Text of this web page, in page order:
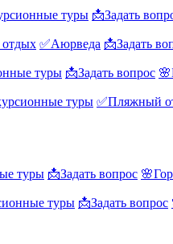
туры 📩Задать
✅Аюрведа 📩Задать
туры 📩Задать вопрос
туры ✅Пляжный
туры 📩Задать вопрос
туры 📩Задать вопрос